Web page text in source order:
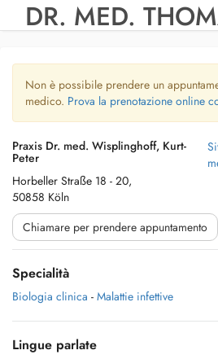
DR. MED.
Non è possibile prendere un
medico. Prova la prenotazione online
Praxis Dr. med. Wisplinghoff, Kurt-
Peter
Horbeller Straße 18 - 20,
50858 Köln
Chiamare per prendere appuntamento
Specialità
Biologia clinica - Malattie infettive
Lingue parlate